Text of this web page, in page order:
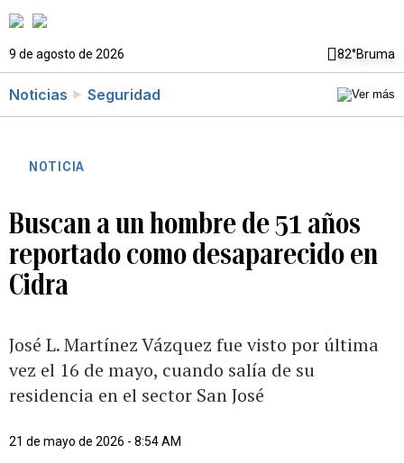
9 de agosto de 2026 82°Bruma
Noticias Seguridad
NOTICIA
Buscan a un hombre de 51 años
reportado como desaparecido en
Cidra
José L. Martínez Vázquez fue visto por última
vez el 16 de mayo, cuando salía de su
residencia en el sector San José
21 de mayo de 2026 - 8:54 AM